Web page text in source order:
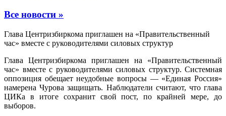
Все новости »
Глава Центризбиркома приглашен на «Правительственный
час» вместе с руководителями силовых структур
Глава Центризбиркома приглашен на «Правительственный
час» вместе с руководителями силовых структур. Системная
оппозиция обещает неудобные вопросы — «Единая Россия»
намерена Чурова защищать. Наблюдатели считают, что глава
ЦИКа в итоге сохранит свой пост, по крайней мере, до
выборов.